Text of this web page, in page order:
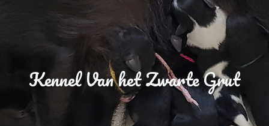
Kennel Van het Zwarte Grut